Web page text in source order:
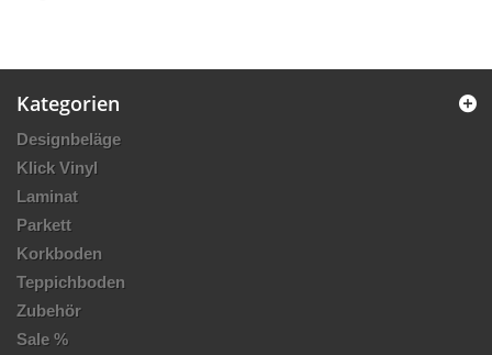
Kategorien
Designbeläge
Klick Vinyl
Laminat
Parkett
Korkboden
Teppichboden
Zubehör
Sale %